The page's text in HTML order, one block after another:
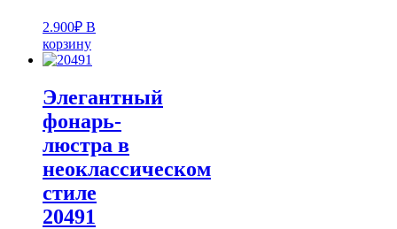
2.900₽ В
корзину
Элегантный
фонарь-
люстра в
неоклассическом
стиле
20491